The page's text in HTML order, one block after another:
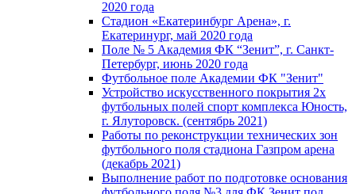
2020 года
Стадион «Екатеринбург Арена», г.
Екатеринург, май 2020 года
Поле № 5 Академия ФК “Зенит”, г. Санкт-
Петербург, июнь 2020 года
Футбольное поле Академии ФК "Зенит"
Устройство искусственного покрытия 2х
футбольных полей спорт комплекса Юность,
г. Ялуторовск. (сентябрь 2021)
Работы по реконструкции технических зон
футбольного поля стадиона Газпром арена
(декабрь 2021)
Выполнение работ по подготовке основания